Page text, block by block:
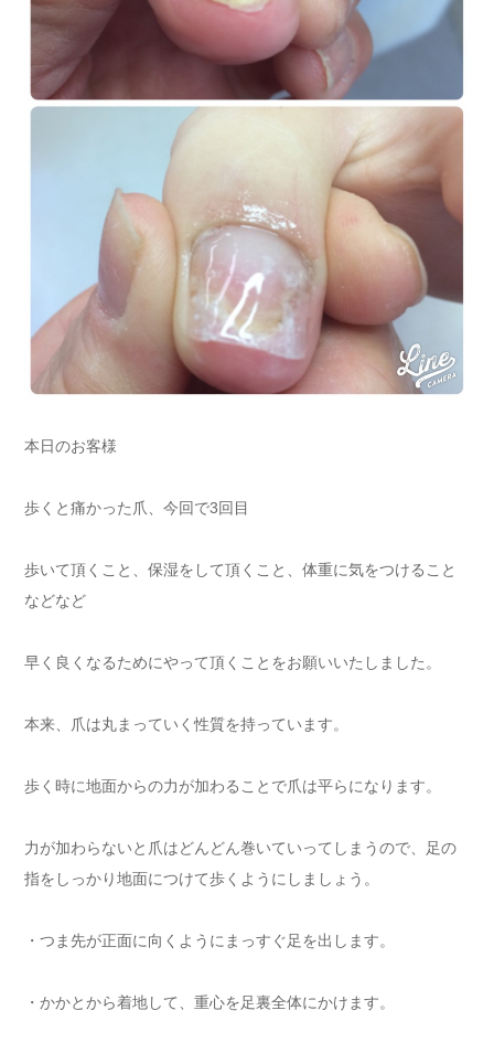
本日のお客様
歩くと痛かった爪、今回で3回目
歩いて頂くこと、保湿をして頂くこと、体重に気をつけること
などなど
早く良くなるためにやって頂くことをお願いいたしました。
本来、爪は丸まっていく性質を持っています。
歩く時に地面からの力が加わることで爪は平らになります。
力が加わらないと爪はどんどん巻いていってしまうので、足の
指をしっかり地面につけて歩くようにしましょう。
・つま先が正面に向くようにまっすぐ足を出します。
・かかとから着地して、重心を足裏全体にかけます。